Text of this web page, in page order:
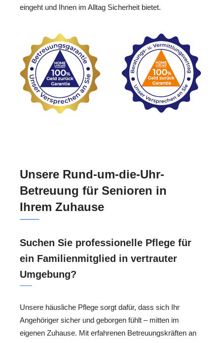
eingeht und Ihnen im Alltag Sicherheit bietet.
Unsere Rund-um-die-Uhr-
Betreuung für Senioren in
Ihrem Zuhause
Suchen Sie professionelle Pflege für
ein Familienmitglied in vertrauter
Umgebung?
Unsere häusliche Pflege sorgt dafür, dass sich Ihr
Angehöriger sicher und geborgen fühlt – mitten im
eigenen Zuhause. Mit erfahrenen Betreuungskräften an